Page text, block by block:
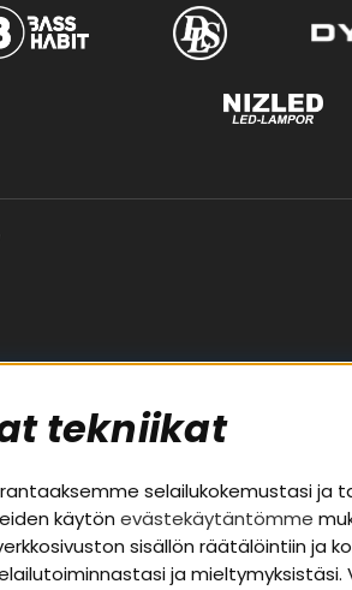
Asiakaspalvelu
Evästeet
Huolto- ja takuutiedot
tekniikat
selailukokemustasi ja
käytön evästekäytäntömme
sisällön räätälöintiin
ja